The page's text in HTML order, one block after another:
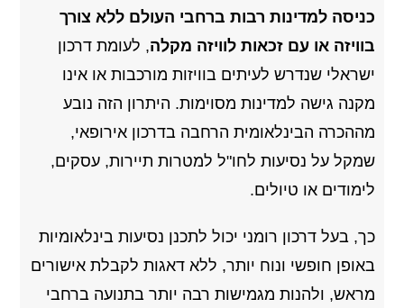
כניסה למדינות רבות ברחבי העולם ללא צורך
בוויזה או עם זכאות לוויזה מקלה, לעומת דרכון
ישראלי שנדרש לעיתים בוויזות מורכבות או אינו
מקנה גישה למדינות מסוימות. היתרון הזה נובע
מההכרה הבינלאומית הרחבה בדרכון אירופאי,
שמקל על נסיעות לחו"ל למטרות תיירות, עסקים,
לימודים או טיולים.
כך, בעל דרכון רומני יכול לתכנן נסיעות בינלאומיות
באופן חופשי ונוח יותר, ללא דאגות לקבלת אישורים
מראש, ולהנות מגמישות רבה יותר בתנועה ברחבי